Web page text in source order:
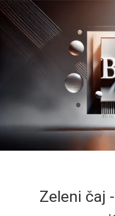
Zeleni čaj